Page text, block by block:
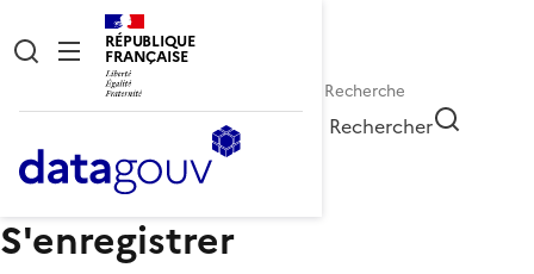
RÉPUBLIQUE
FRANÇAISE
Rechercher
S'enregistrer